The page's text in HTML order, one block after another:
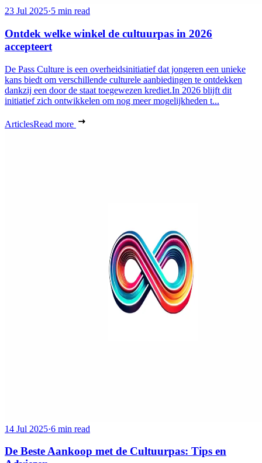
23 Jul 2025·5 min read
Ontdek welke winkel de cultuurpas in 2026
accepteert
De Pass Culture is een overheidsinitiatief dat jongeren een unieke
kans biedt om verschillende culturele aanbiedingen te ontdekken
dankzij een door de staat toegewezen krediet.In 2026 blijft dit
initiatief zich ontwikkelen om nog meer mogelijkheden t...
ArticlesRead more
14 Jul 2025·6 min read
De Beste Aankoop met de Cultuurpas: Tips en